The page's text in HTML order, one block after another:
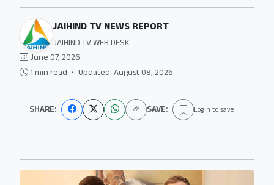
JAIHIND TV NEWS REPORT
JAIHIND TV WEB DESK
June 07, 2026
1 min read • Updated: August 08, 2026
SHARE: SAVE: Login to save